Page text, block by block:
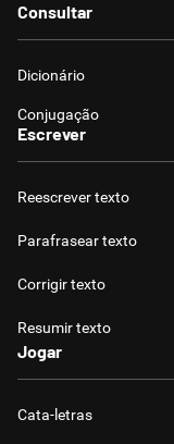
Consultar
Dicionário
Conjugação
Escrever
Reescrever texto
Parafrasear texto
Corrigir texto
Resumir texto
Jogar
Cata-letras